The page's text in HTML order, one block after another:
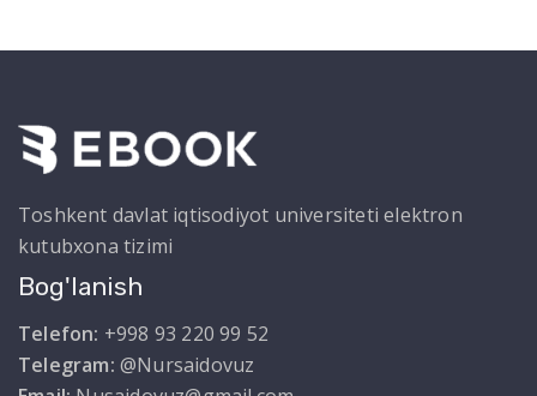
Toshkent davlat iqtisodiyot universiteti elektron
kutubxona tizimi
Bog'lanish
Telefon: +998 93 220 99 52
Telegram: @Nursaidovuz